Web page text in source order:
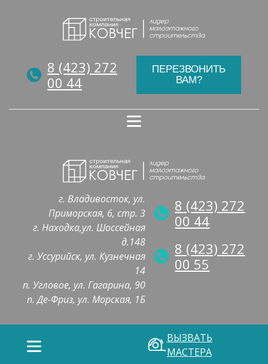
8 (423) 272
00 44
ПЕРЕЗВОНИТЬ
ВАМ?
г. Владивосток, ул.
Приморская, 6, стр. 3
г. Находка,ул. Шоссейная
д.148
г. Уссурийск, ул. Кузнечная
14
п. Угловое, ул. Гагарина, 90
п. Де-Фриз, ул. Морская, 1Б
8 (423) 272
00 44
8 (423) 272
00 55
ВЫЗВАТЬ
МАСТЕРА